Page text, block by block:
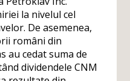
la nivelul cel
De asemenea,
români din
au cedat suma de
dividendele CNM